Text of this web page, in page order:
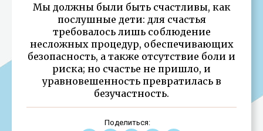
Мы должны были быть счастливы, как
послушные дети: для счастья
требовалось лишь соблюдение
несложных процедур, обеспечивающих
безопасность, а также отсутствие боли и
риска; но счастье не пришло, и
уравновешенность превратилась в
безучастность.
Поделиться: